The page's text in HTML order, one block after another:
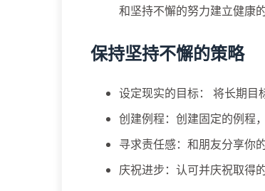
和坚持不懈的努力建立健康的
保持坚持不懈的策略
设定现实的目标： 将长期目
创建例程：创建固定的例程
寻求责任感：和朋友分享你
庆祝进步：认可并庆祝取得